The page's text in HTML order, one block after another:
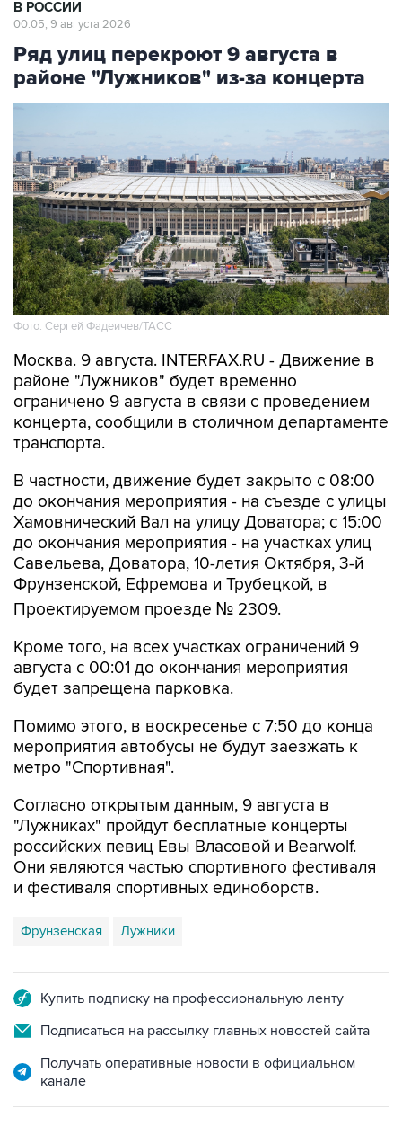
В РОССИИ
00:05, 9 августа 2026
Ряд улиц перекроют 9 августа в
районе "Лужников" из-за концерта
Фото: Сергей Фадеичев/ТАСС
Москва. 9 августа. INTERFAX.RU - Движение в
районе "Лужников" будет временно
ограничено 9 августа в связи с проведением
концерта, сообщили в столичном департаменте
транспорта.
В частности, движение будет закрыто с 08:00
до окончания мероприятия - на съезде с улицы
Хамовнический Вал на улицу Доватора; с 15:00
до окончания мероприятия - на участках улиц
Савельева, Доватора, 10-летия Октября, 3-й
Фрунзенской, Ефремова и Трубецкой, в
Проектируемом проезде № 2309.
Кроме того, на всех участках ограничений 9
августа с 00:01 до окончания мероприятия
будет запрещена парковка.
Помимо этого, в воскресенье с 7:50 до конца
мероприятия автобусы не будут заезжать к
метро "Спортивная".
Согласно открытым данным, 9 августа в
"Лужниках" пройдут бесплатные концерты
российских певиц Евы Власовой и Bearwolf.
Они являются частью спортивного фестиваля
и фестиваля спортивных единоборств.
Фрунзенская Лужники
Купить подписку на профессиональную ленту
Подписаться на рассылку главных новостей сайта
Получать оперативные новости в официальном
канале